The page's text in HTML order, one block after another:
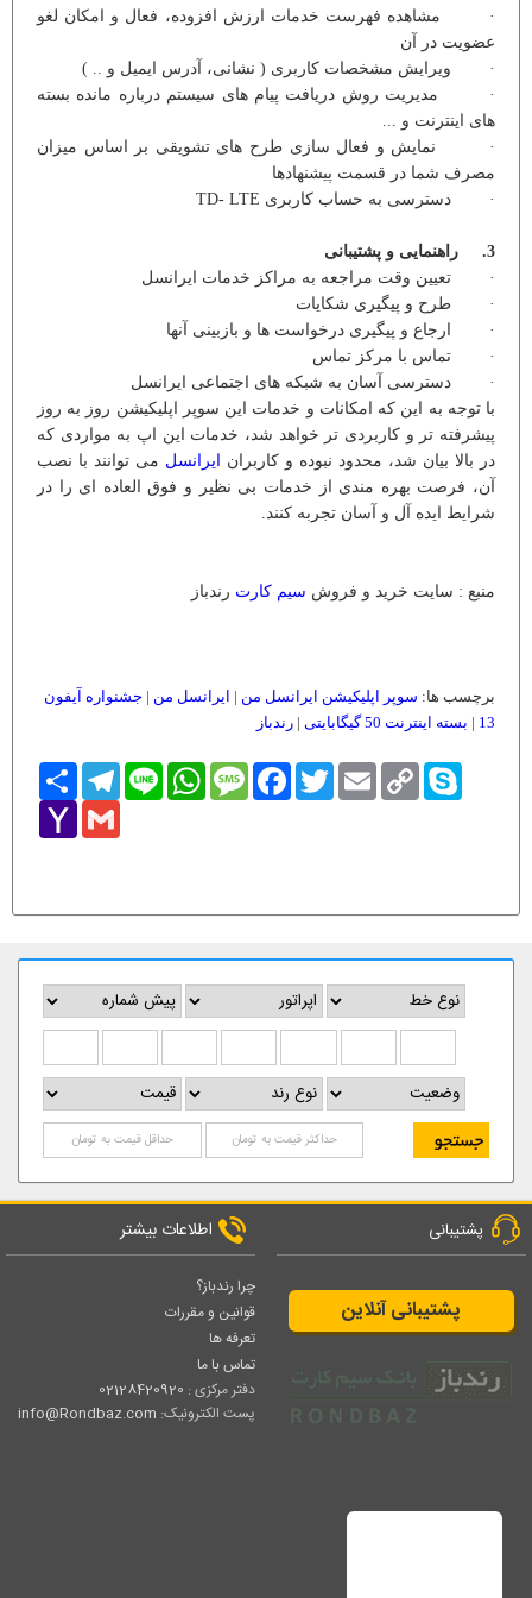
· مشاهده فهرست خدمات ارزش افزوده، فعال و امکان لغو
عضویت در آن
· ویرایش مشخصات کاربری ( نشانی، آدرس ایمیل و .. )
· مدیریت روش دریافت پیام های سیستم درباره مانده بسته
های اینترنت و ...
· نمایش و فعال سازی طرح های تشویقی بر اساس میزان
مصرف شما در قسمت پیشنهادها
· دسترسی به حساب کاربری TD- LTE
3. راهنمایی و پشتیبانی
· تعیین وقت مراجعه به مراکز خدمات ایرانسل
· طرح و پیگیری شکایات
· ارجاع و پیگیری درخواست ها و بازبینی آنها
· تماس با مرکز تماس
· دسترسی آسان به شبکه های اجتماعی ایرانسل
با توجه به این که امکانات و خدمات این سوپر اپلیکیشن روز به روز
پیشرفته تر و کاربردی تر خواهد شد، خدمات این اپ به مواردی که
در بالا بیان شد، محدود نبوده و کاربران ایرانسل می توانند با نصب
آن، فرصت بهره مندی از خدمات بی نظیر و فوق العاده ای را در
شرایط ایده آل و آسان تجربه کنند.
منبع : سایت خرید و فروش سیم کارت رندباز
برچسب ها: سوپر اپلیکیشن ایرانسل من | ایرانسل من | جشنواره آیفون
13
| بسته اینترنت 50 گیگابایتی | رندباز
اشتراکTelegram Line
WhatsAppMessageFacebookTwitter Email
Copy
Link
Skype
Yahoo
Mail
Gmail
پشتیبانی
پشتیبانی آنلاین
اطلاعات بیشتر
چرا رندباز؟
قوانین و مقررات
تعرفه ها
تماس با ما
دفتر مرکزی : 02128420920
پست الکترونیک: info@Rondbaz.com